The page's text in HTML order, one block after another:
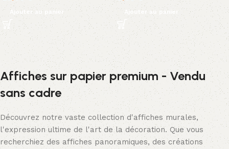
Ajouter au panier Ajouter au panier
Affiches sur papier premium - Vendu
sans cadre
Découvrez notre vaste collection d'affiches murales,
l'expression ultime de l'art de la décoration. Que vous
recherchiez des affiches panoramiques, des créations